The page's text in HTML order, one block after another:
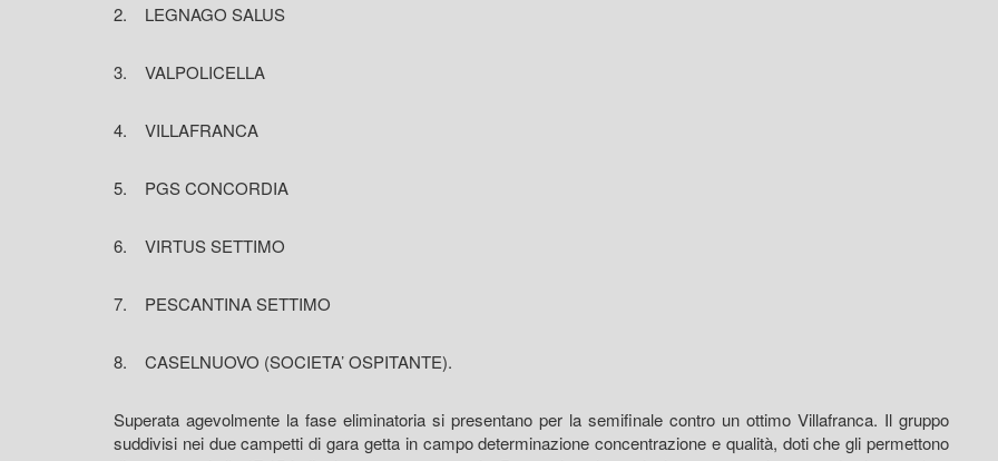
2. LEGNAGO SALUS
3. VALPOLICELLA
4. VILLAFRANCA
5. PGS CONCORDIA
6. VIRTUS SETTIMO
7. PESCANTINA SETTIMO
8. CASELNUOVO (SOCIETA’ OSPITANTE).
Superata agevolmente la fase eliminatoria si presentano per la semifinale contro un ottimo Villafranca. Il gruppo
suddivisi nei due campetti di gara getta in campo determinazione concentrazione e qualità, doti che gli permettono